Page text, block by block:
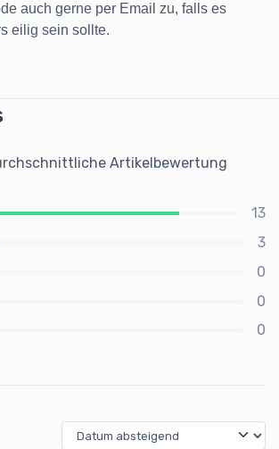
auch gerne per Email zu, falls es
eilig sein sollte.
Artikelbewertung
13
3
0
0
0